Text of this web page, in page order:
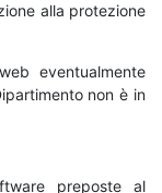
alla protezione
eventualmente
non è in
preposte al